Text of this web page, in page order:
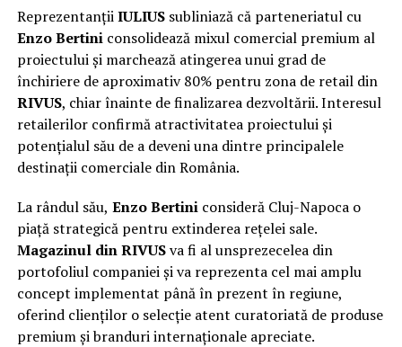
ReprezentanțiiIULIUSsubliniază că parteneriatul cu
Enzo Bertiniconsolidează mixul comercial premium al
proiectului și marchează atingerea unui grad de
închiriere de aproximativ 80% pentru zona de retail din
RIVUS, chiar înainte de finalizarea dezvoltării. Interesul
retailerilor confirmă atractivitatea proiectului și
potențialul său de a deveni una dintre principalele
destinații comerciale din România.
La rândul său, Enzo Bertiniconsideră Cluj-Napoca o
piață strategică pentru extinderea rețelei sale.
Magazinul din RIVUSva fi al unsprezecelea din
portofoliul companiei și va reprezenta cel mai amplu
concept implementat până în prezent în regiune,
oferind clienților o selecție atent curatoriată de produse
premium și branduri internaționale apreciate.